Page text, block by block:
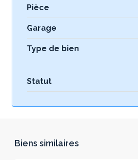
Pièce
Garage
Type de bien
Statut
Biens similaires